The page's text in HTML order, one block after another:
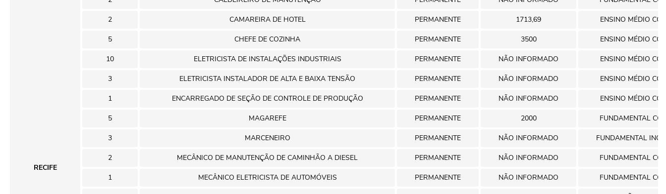
RECIFE
2 CAMAREIRA DE HOTEL PERMANENTE 1713,69 ENSINO MÉDIO
5 CHEFE DE COZINHA PERMANENTE 3500 ENSINO MÉDIO
10 ELETRICISTA DE INSTALAÇÕES INDUSTRIAIS PERMANENTE NÃO INFORMADO ENSINO MÉDIO
3 ELETRICISTA INSTALADOR DE ALTA E BAIXA TENSÃO PERMANENTE NÃO INFORMADO ENSINO MÉDIO
1 ENCARREGADO DE SEÇÃO DE CONTROLE DE PRODUÇÃO PERMANENTE NÃO INFORMADO ENSINO MÉDIO
5 MAGAREFE PERMANENTE 2000 FUNDAMENTAL
3 MARCENEIRO PERMANENTE NÃO INFORMADO FUNDAMENTAL
2 MECÂNICO DE MANUTENÇÃO DE CAMINHÃO A DIESEL PERMANENTE NÃO INFORMADO FUNDAMENTAL
1 MECÂNICO ELETRICISTA DE AUTOMÓVEIS PERMANENTE NÃO INFORMADO FUNDAMENTAL